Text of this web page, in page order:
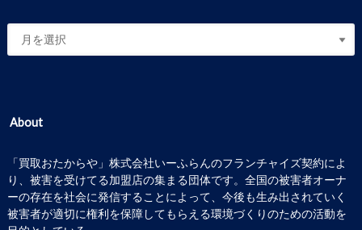
About
「買取おたからや」株式会社いーふらんのフランチャイズ契約によ
り、被害を受けてる加盟店の集まる団体です。全国の被害者オーナ
ーの存在を社会に発信することによって、今後も生み出されていく
被害者が適切に権利を保障してもらえる環境づくりのための活動を